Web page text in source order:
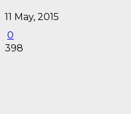
11 May, 2015
0
398